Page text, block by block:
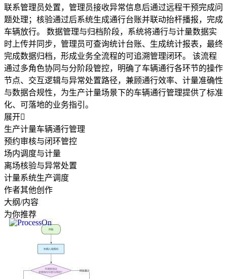
联系管理员处置，管理员接收异常信息后通过远程干预完成问
题处理；核验通过后系统生成通行台账并联动抬杆播报，完成
车辆放行。 数据管理与归档阶段，系统将通行与计量数据实
时上传并同步，管理员可查询统计台账、生成统计报表，最终
完成数据归档，形成业务全流程的可追溯管理闭环。 该流程
通过多角色协同与分阶段管控，明确了车辆通行各环节的操作
节点、交互逻辑与异常处置路径，兼顾通行效率、计量准确性
与数据合规性，为生产计量场景下的车辆通行管理提供了标准
化、可落地的业务指引。
展开
生产计量车辆通行管理
预约审核与闭环管控
场内调度与计量
离场核验与异常处置
计量系统生产调度
作者其他创作
大纲/内容
为你推荐